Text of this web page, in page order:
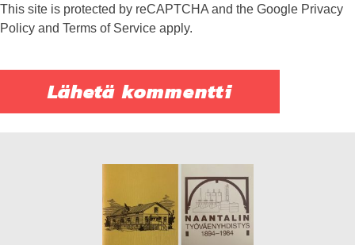
This site is protected by reCAPTCHA and the Google Privacy
Policy and Terms of Service apply.